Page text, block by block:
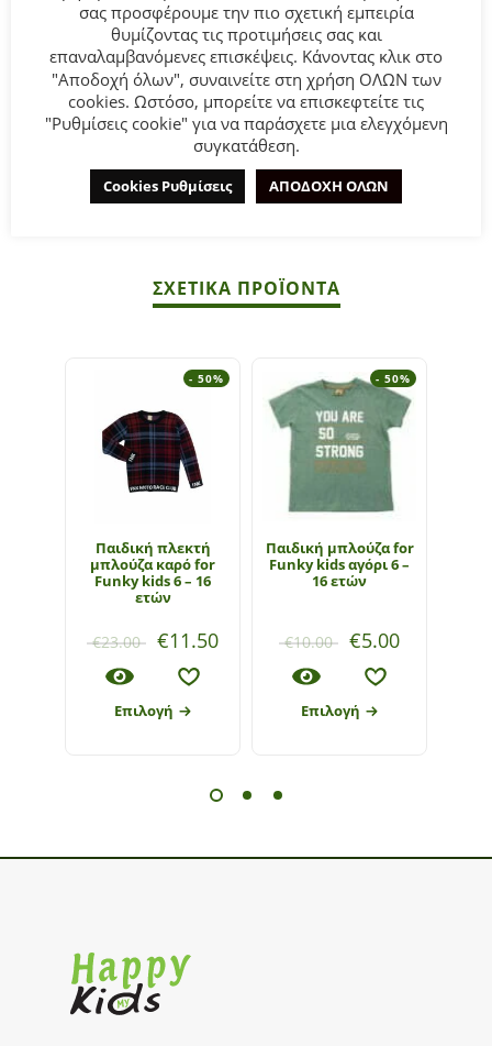
Παιδική μπλούζα κοντομάνικη for Funky Kids για αγόρι
από 6 έως 16 ετών σε λευκό χρώμα με τύπωμα.
Σύνθεση:100% COTTON.
ΣΥΜΒΟΥΛΕΣ
Πλένεται στο πλυντήριο στους 30°C.
ΣΧΕΤΙΚΆ ΠΡΟΪΌΝΤΑ
- 50%
Παιδική πλεκτή
μπλούζα καρό for
Funky kids 6 – 16
ετών
€23.00 €11.50
Επιλογή
- 50%
Παιδική μπλούζα for
Funky kids αγόρι 6 –
16 ετών
€10.00 €5.00
Επιλογή
σας προσφέρουμε την πιο σχετική εμπειρία
θυμίζοντας τις προτιμήσεις σας και
επαναλαμβανόμενες επισκέψεις. Κάνοντας κλικ στο
"Αποδοχή όλων", συναινείτε στη χρήση ΟΛΩΝ των
cookies. Ωστόσο, μπορείτε να επισκεφτείτε τις
"Ρυθμίσεις cookie" για να παράσχετε μια ελεγχόμενη
συγκατάθεση.
Cookies Ρυθμίσεις ΑΠΟΔΟΧΗ ΟΛΩΝ